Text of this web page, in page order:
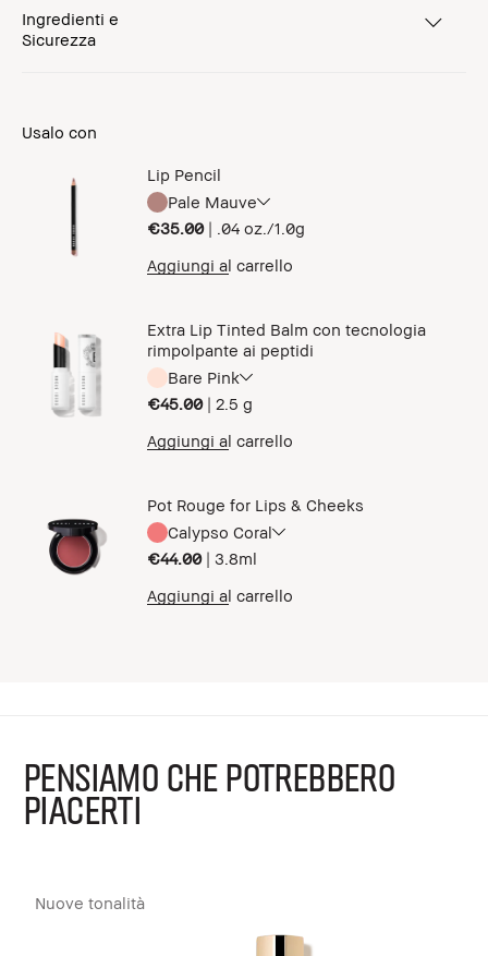
Ingredienti e
Sicurezza
Usalo con
Lip Pencil
Pale Mauve
€35.00 | .04 oz./1.0g
Aggiungi al carrello
Extra Lip Tinted Balm con tecnologia
rimpolpante ai peptidi
Bare Pink
€45.00 | 2.5 g
Aggiungi al carrello
Pot Rouge for Lips & Cheeks
Calypso Coral
€44.00 | 3.8ml
Aggiungi al carrello
PENSIAMO CHE POTREBBERO
PIACERTI
Nuove tonalità